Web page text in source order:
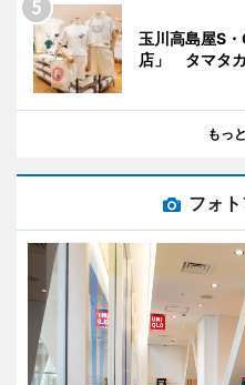
玉川高島屋S
店」 タマタ
もっ
フォ